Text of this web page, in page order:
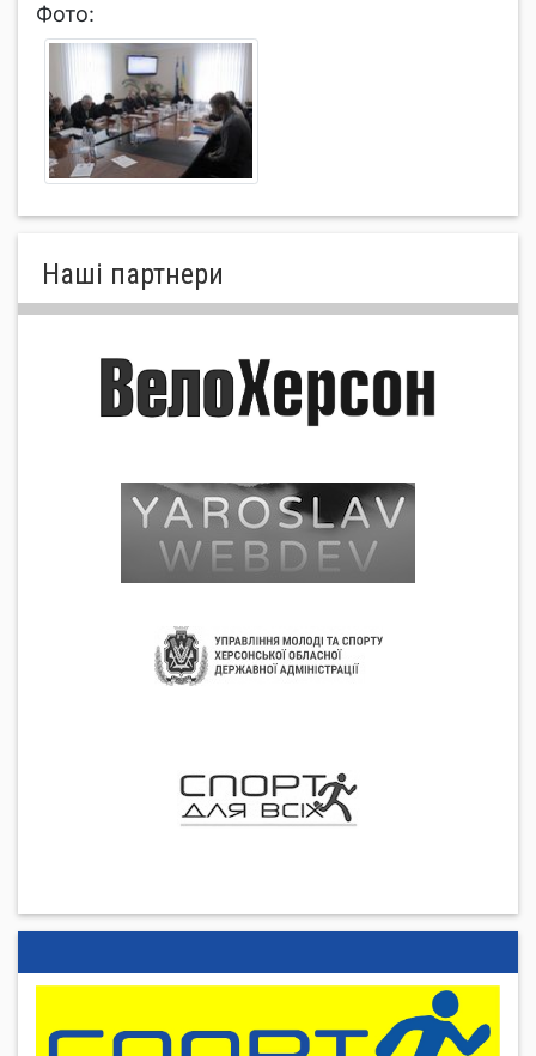
Фото:
Нашi партнери